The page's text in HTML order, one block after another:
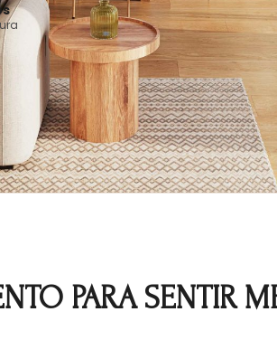
PARA SENTIR